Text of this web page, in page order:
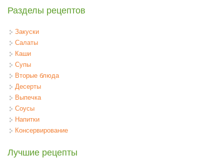
Разделы рецептов
Закуски
Салаты
Каши
Супы
Вторые блюда
Десерты
Выпечка
Соусы
Напитки
Консервирование
Лучшие рецепты